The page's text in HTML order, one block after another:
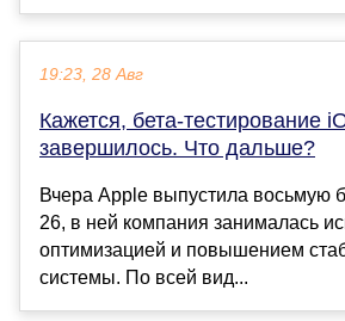
19:23, 28 Авг
Кажется, бета-тестирование
завершилось. Что дальше?
Вчера Apple выпустила восьмую
26, в ней компания занималась
оптимизацией и повышением
системы. По всей вид...